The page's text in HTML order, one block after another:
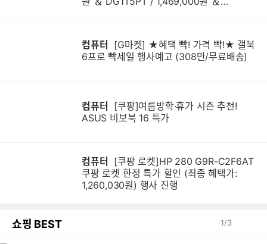
컴퓨터
6프로 빡세일 행사예고 (308만/무료배송)
컴퓨터
ASUS 비보북 16 특가
컴퓨터
쿠팡 로켓 한정 특가 할인 (최종 혜택가:
1,260,030원) 행사 진행
쇼핑 BEST 1/3